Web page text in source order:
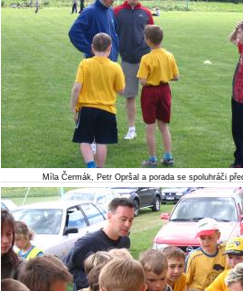
Míla Čermák, Petr Opršal a porada se spoluhráči